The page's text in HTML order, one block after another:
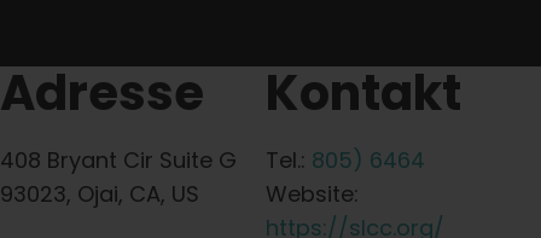
Adresse
408 Bryant Cir Suite G
93023, Ojai, CA, US
Kontakt
Tel.: 805) 6464
Website:
https://slcc.org/